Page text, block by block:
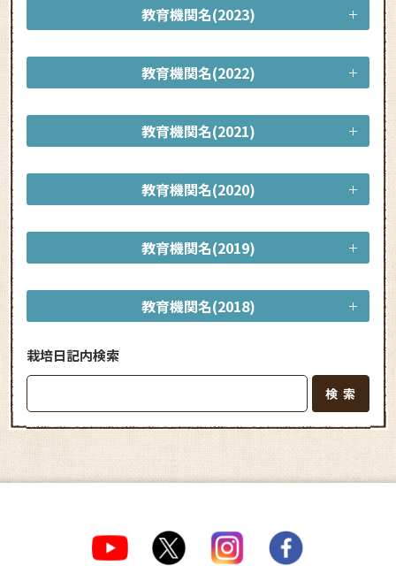
教育機関名(2023)
教育機関名(2022)
教育機関名(2021)
教育機関名(2020)
教育機関名(2019)
教育機関名(2018)
栽培日記内検索